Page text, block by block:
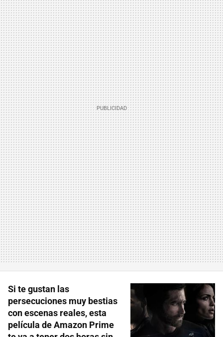
Si te gustan las
persecuciones muy bestias
con escenas reales, esta
película de Amazon Prime